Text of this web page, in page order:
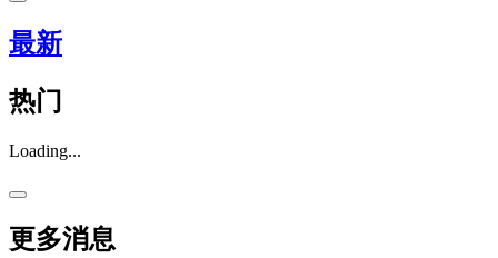
最新
热门
Loading...
更多消息